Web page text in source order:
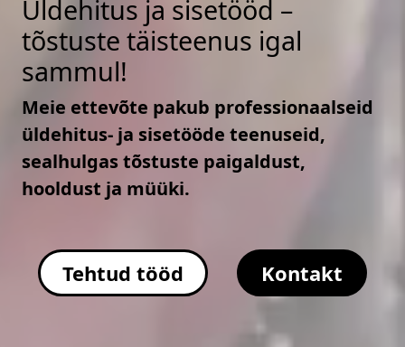
Üldehitus ja sisetööd –
tõstuste täisteenus igal
sammul!
Meie ettevõte pakub professionaalseid
üldehitus- ja sisetööde teenuseid,
sealhulgas tõstuste paigaldust,
hooldust ja müüki.
Tehtud tööd Kontakt